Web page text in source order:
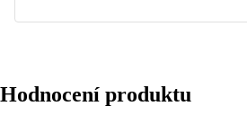
Hodnocení produktu